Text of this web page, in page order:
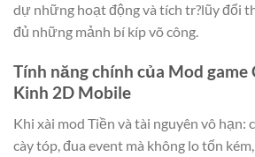
dự những hoạt động và tích tr?lũy đổi
đủ những mảnh bí kíp võ công.
Tính năng chính của Mod game
Kinh 2D Mobile
Khi xài mod Tiền và tài nguyên vô hạn:
cày tóp, đua event mà không lo tốn